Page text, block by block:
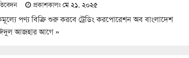
প্রকাশকালঃ মে ২১, ২০২৫
পণ্য বিক্রি শুরু করবে ট্রেডিং করপোরেশন অব বাংলাদেশ
ঈদুল আজহার আগে»